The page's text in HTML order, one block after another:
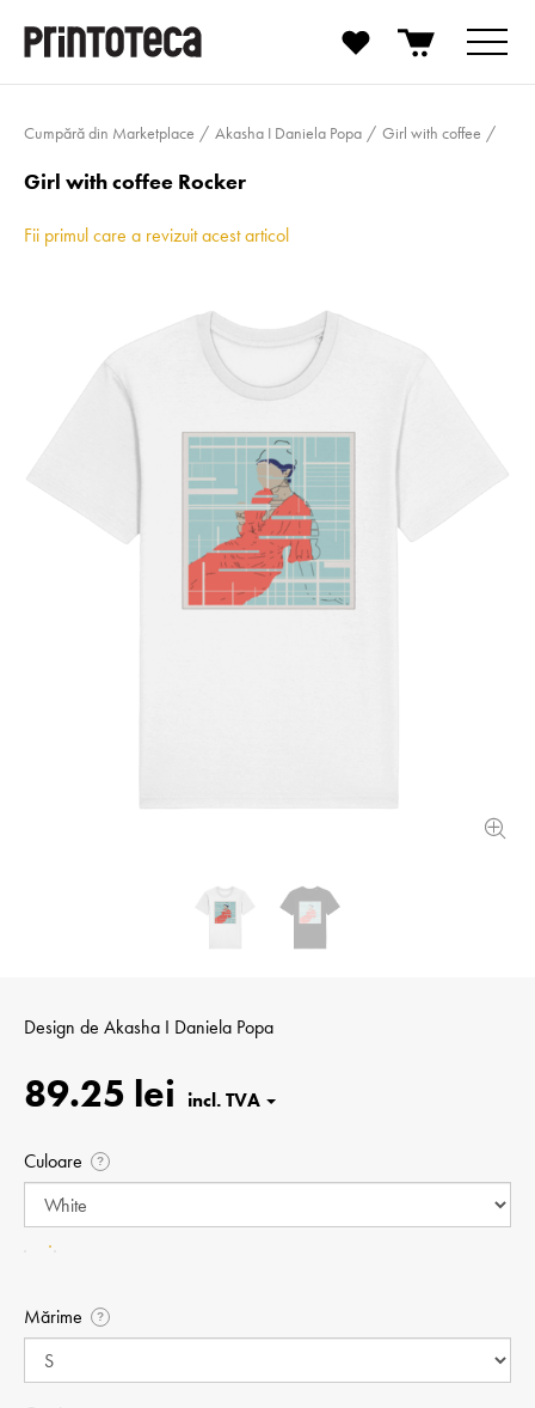
Cumpără din Marketplace Akasha I Daniela Popa Girl with coffee
Girl with coffee Rocker
Fii primul care a revizuit acest articol
Design de Akasha I Daniela Popa
89.25 lei
Culoare ?
Mărime ?